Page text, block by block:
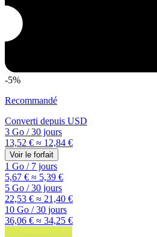
-5%
Recommandé
Converti depuis USD
3 Go /30 jours
13,52 € ≈ 12,84 €
Voir le forfait
1 Go /7 jours
5,67 € ≈ 5,39 €
5 Go /30 jours
22,53 € ≈ 21,40 €
10 Go /30 jours
36,06 € ≈ 34,25 €